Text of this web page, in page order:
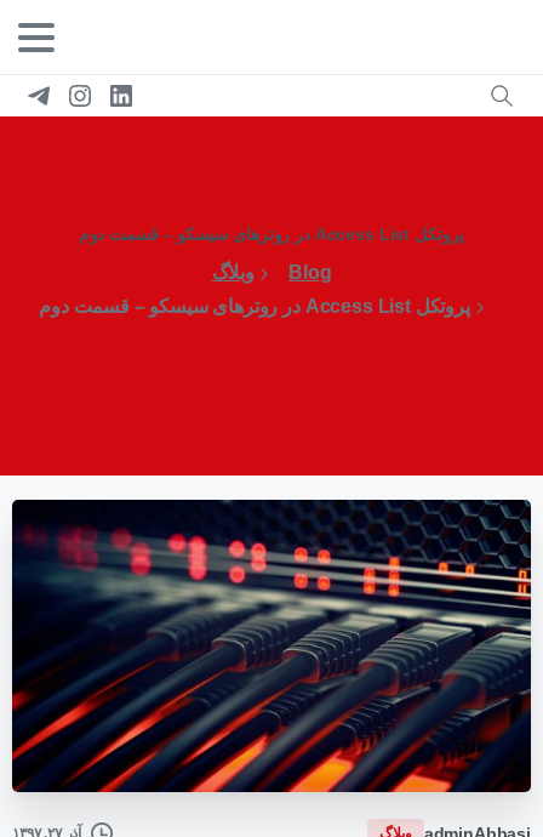
پروتکل Access List در روترهای سیسکو – قسمت دوم
Blog
وبلاگ
پروتکل Access List در روترهای سیسکو – قسمت دوم
adminAbbasi وبلاگ آذر ۲۷, ۱۳۹۷